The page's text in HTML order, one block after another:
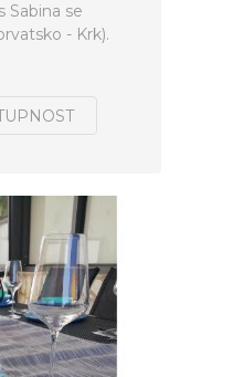
Sabina se
- Krk).